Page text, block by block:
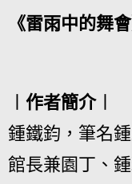
《雷雨中的舞
︱作者簡介︱
鍾鐵鈞，筆名
館長兼園丁、